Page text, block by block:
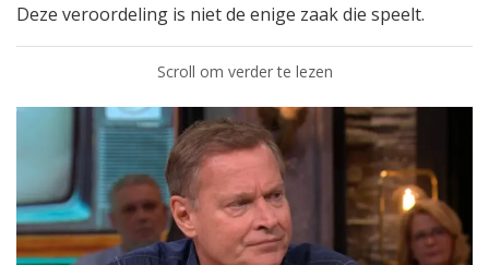
Deze veroordeling is niet de enige zaak die speelt.
Scroll om verder te lezen